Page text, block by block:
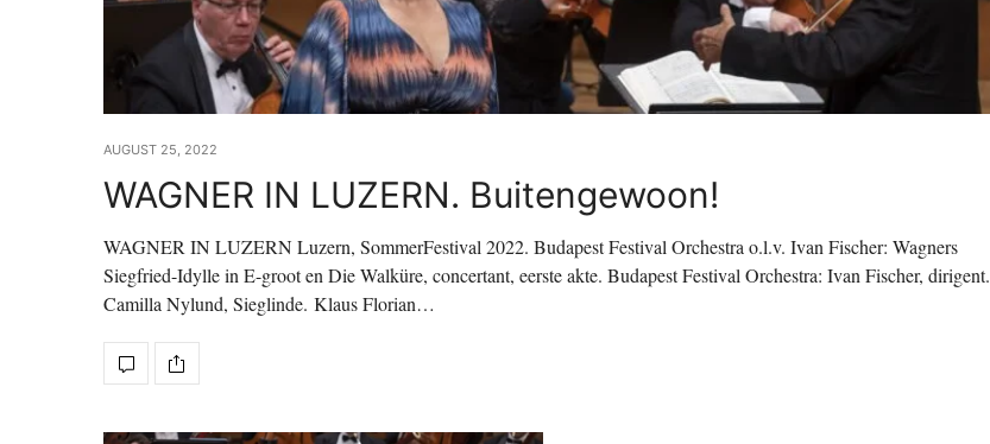
AUGUST 25, 2022
WAGNER IN LUZERN. Buitengewoon!
WAGNER IN LUZERN Luzern, SommerFestival 2022. Budapest Festival Orchestra o.l.v. Ivan Fischer: Wagners
Siegfried-Idylle in E-groot en Die Walküre, concertant, eerste akte. Budapest Festival Orchestra: Ivan Fischer, dirigent.
Camilla Nylund, Sieglinde. Klaus Florian…